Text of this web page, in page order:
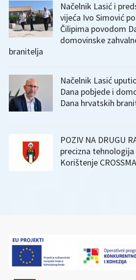
Načelnik Lasić i
vijeća Ivo Simović
Čilipima povodom
domovinske
branitelja
Načelnik Lasić
Dana pobjede i
Dana hrvatskih
POZIV NA DRUGU
precizna
Korištenje